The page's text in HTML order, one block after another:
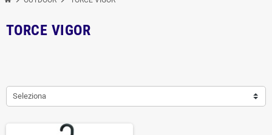
TORCE VIGOR
Seleziona